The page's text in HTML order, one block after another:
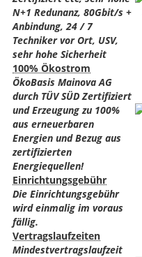
N+1 Redunanz, 80Gbit/s +
Anbindung, 24 / 7
Techniker vor Ort, USV,
sehr hohe Sicherheit
100% Ökostrom
ÖkoBasis Mainova AG
durch TÜV SÜD Zertifiziert
und Erzeugung zu 100%
aus erneuerbaren
Energien und Bezug aus
zertifizierten
Energiequellen!
Einrichtungsgebühr
Die Einrichtungsgebühr
wird einmalig im voraus
fällig.
Vertragslaufzeiten
Mindestvertragslaufzeit